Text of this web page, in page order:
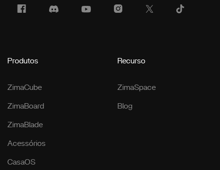
Produtos
ZimaCube
ZimaBoard
ZimaBlade
Acessórios
CasaOS
Recurso
ZimaSpace
Blog